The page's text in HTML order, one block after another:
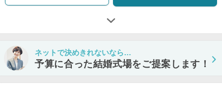
ネットで決めきれないなら…
予算に合った結婚式場をご提案します！